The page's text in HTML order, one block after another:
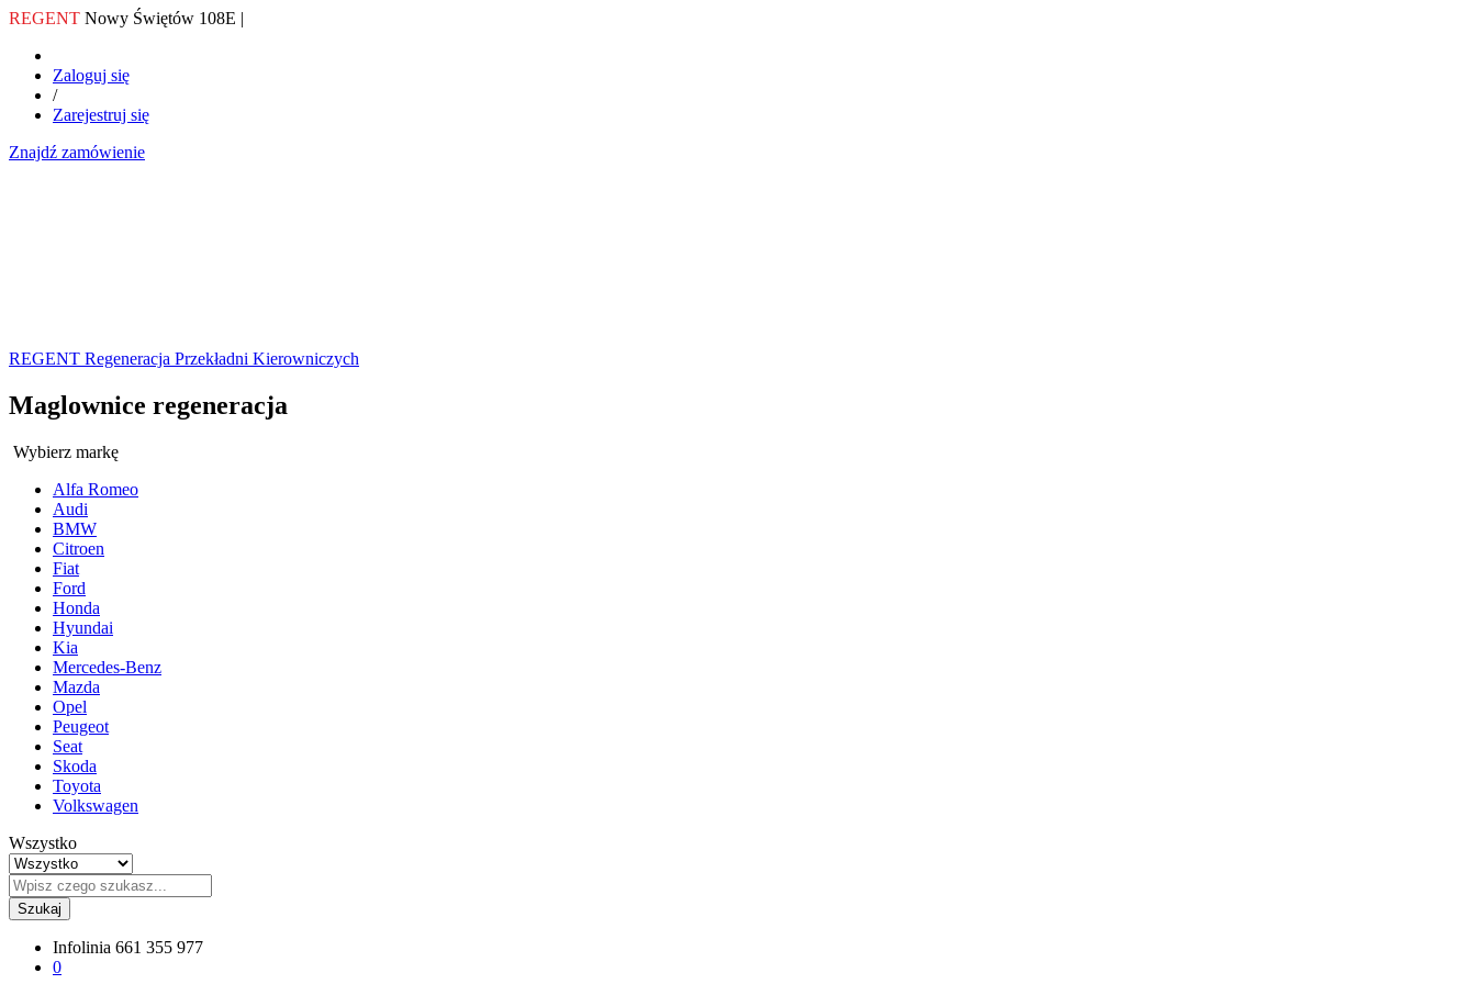
REGENT Nowy Świętów 108E |
Zaloguj się
/
Zarejestruj się
Znajdź zamówienie
REGENT Regeneracja Przekładni Kierowniczych
Maglownice regeneracja
Wybierz markę
Alfa Romeo
Audi
BMW
Citroen
Fiat
Ford
Honda
Hyundai
Kia
Mercedes-Benz
Mazda
Opel
Peugeot
Seat
Skoda
Toyota
Volkswagen
Wszystko
Szukaj
Infolinia 661 355 977
0